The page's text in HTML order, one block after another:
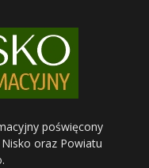
poświęcony
oraz Powiatu